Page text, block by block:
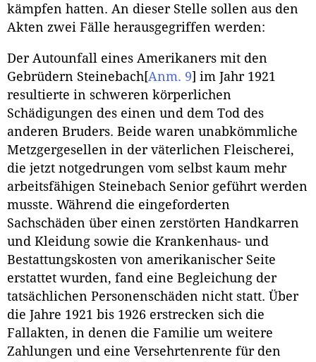
kämpfen hatten. An dieser Stelle sollen aus den
Akten zwei Fälle herausgegriffen werden:
Der Autounfall eines Amerikaners mit den
Gebrüdern Steinebach[Anm. 9] im Jahr 1921
resultierte in schweren körperlichen
Schädigungen des einen und dem Tod des
anderen Bruders. Beide waren unabkömmliche
Metzgergesellen in der väterlichen Fleischerei,
die jetzt notgedrungen vom selbst kaum mehr
arbeitsfähigen Steinebach Senior geführt werden
musste. Während die eingeforderten
Sachschäden über einen zerstörten Handkarren
und Kleidung sowie die Krankenhaus- und
Bestattungskosten von amerikanischer Seite
erstattet wurden, fand eine Begleichung der
tatsächlichen Personenschäden nicht statt. Über
die Jahre 1921 bis 1926 erstrecken sich die
Fallakten, in denen die Familie um weitere
Zahlungen und eine Versehrtenrente für den